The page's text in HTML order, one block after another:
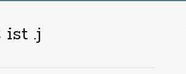
ist .j